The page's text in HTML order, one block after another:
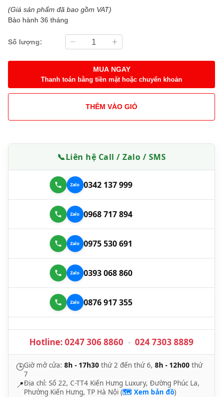
(Giá sản phẩm đã bao gồm VAT)
Bảo hành 36 tháng
Số lượng:
MUA NGAY
Thanh toán bằng tiền mặt hoặc chuyển khoản
THÊM VÀO GIỎ
📞Liên hệ Call / Zalo / SMS
0342 137 999
0968 717 894
0975 530 691
0393 068 860
0876 917 355
Hotline: 0247 306 8860 - 024 7303 8889
🕒Giờ mở cửa: 8h - 17h30 thứ 2 đến thứ 6, 8h - 12h00 thứ
7
📍Địa chỉ: Số 22, C-TT4 Kiến Hưng Luxury, Đường Phúc La,
Phường Kiến Hưng, TP Hà Nội (🗺️ Xem bản đồ)